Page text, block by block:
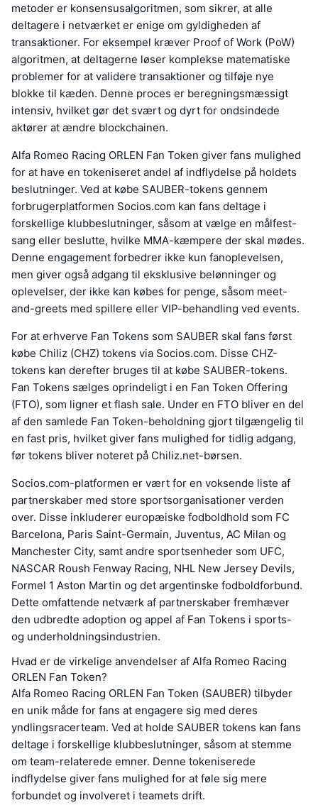
metoder er konsensusalgoritmen, som sikrer, at alle
deltagere i netværket er enige om gyldigheden af
transaktioner. For eksempel kræver Proof of Work (PoW)
algoritmen, at deltagerne løser komplekse matematiske
problemer for at validere transaktioner og tilføje nye
blokke til kæden. Denne proces er beregningsmæssigt
intensiv, hvilket gør det svært og dyrt for ondsindede
aktører at ændre blockchainen.
Alfa Romeo Racing ORLEN Fan Token giver fans mulighed
for at have en tokeniseret andel af indflydelse på holdets
beslutninger. Ved at købe SAUBER-tokens gennem
forbrugerplatformen Socios.com kan fans deltage i
forskellige klubbeslutninger, såsom at vælge en målfest-
sang eller beslutte, hvilke MMA-kæmpere der skal mødes.
Denne engagement forbedrer ikke kun fanoplevelsen,
men giver også adgang til eksklusive belønninger og
oplevelser, der ikke kan købes for penge, såsom meet-
and-greets med spillere eller VIP-behandling ved events.
For at erhverve Fan Tokens som SAUBER skal fans først
købe Chiliz (CHZ) tokens via Socios.com. Disse CHZ-
tokens kan derefter bruges til at købe SAUBER-tokens.
Fan Tokens sælges oprindeligt i en Fan Token Offering
(FTO), som ligner et flash sale. Under en FTO bliver en del
af den samlede Fan Token-beholdning gjort tilgængelig til
en fast pris, hvilket giver fans mulighed for tidlig adgang,
før tokens bliver noteret på Chiliz.net-børsen.
Socios.com-platformen er vært for en voksende liste af
partnerskaber med store sportsorganisationer verden
over. Disse inkluderer europæiske fodboldhold som FC
Barcelona, Paris Saint-Germain, Juventus, AC Milan og
Manchester City, samt andre sportsenheder som UFC,
NASCAR Roush Fenway Racing, NHL New Jersey Devils,
Formel 1 Aston Martin og det argentinske fodboldforbund.
Dette omfattende netværk af partnerskaber fremhæver
den udbredte adoption og appel af Fan Tokens i sports-
og underholdningsindustrien.
Hvad er de virkelige anvendelser af Alfa Romeo Racing
ORLEN Fan Token?
Alfa Romeo Racing ORLEN Fan Token (SAUBER) tilbyder
en unik måde for fans at engagere sig med deres
yndlingsracerteam. Ved at holde SAUBER tokens kan fans
deltage i forskellige klubbeslutninger, såsom at stemme
om team-relaterede emner. Denne tokeniserede
indflydelse giver fans mulighed for at føle sig mere
forbundet og involveret i teamets drift.